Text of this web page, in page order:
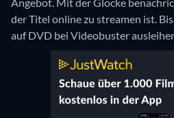
der Titel online zu streamen ist.
auf DVD bei Videobuster